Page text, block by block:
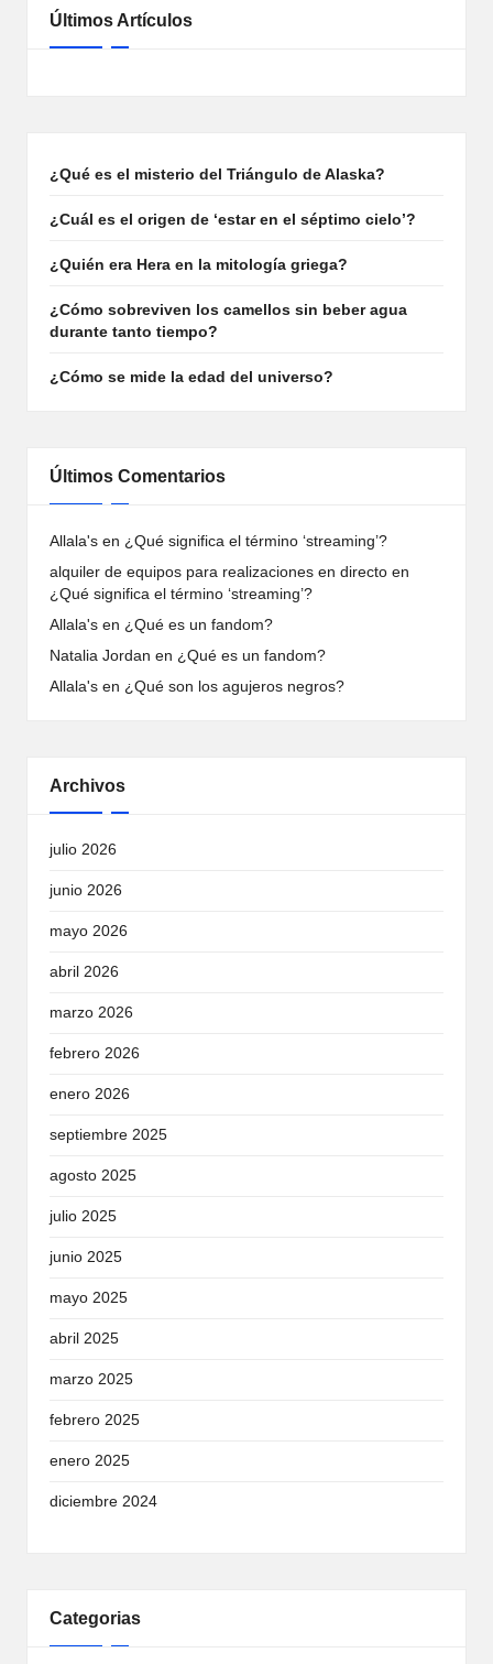
Últimos Artículos
¿Qué es el misterio del Triángulo de Alaska?
¿Cuál es el origen de ‘estar en el séptimo cielo’?
¿Quién era Hera en la mitología griega?
¿Cómo sobreviven los camellos sin beber agua
durante tanto tiempo?
¿Cómo se mide la edad del universo?
Últimos Comentarios
Allala's en ¿Qué significa el término ‘streaming’?
alquiler de equipos para realizaciones en directo en
¿Qué significa el término ‘streaming’?
Allala's en ¿Qué es un fandom?
Natalia Jordan en ¿Qué es un fandom?
Allala's en ¿Qué son los agujeros negros?
Archivos
julio 2026
junio 2026
mayo 2026
abril 2026
marzo 2026
febrero 2026
enero 2026
septiembre 2025
agosto 2025
julio 2025
junio 2025
mayo 2025
abril 2025
marzo 2025
febrero 2025
enero 2025
diciembre 2024
Categorias